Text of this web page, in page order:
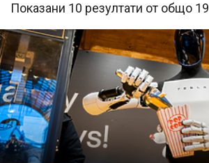
Показани 10 резултати от общо 19